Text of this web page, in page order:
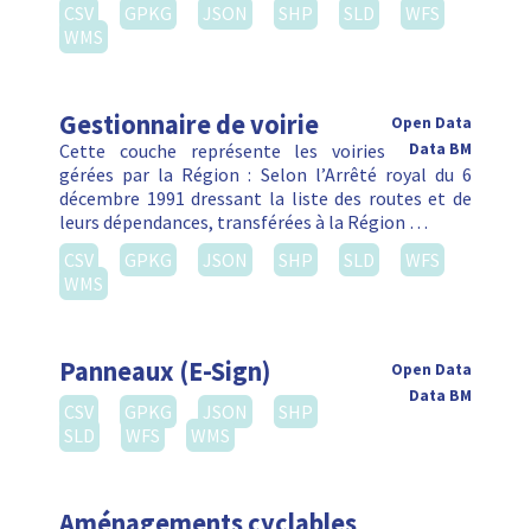
CSV
GPKG JSON SHP SLD
WFS
WMS
Gestionnaire de voirie
Open Data
Data BM
Cette couche représente les voiries
gérées par la Région : Selon l’Arrêté royal du 6
décembre 1991 dressant la liste des routes et de
leurs dépendances, transférées à la Région …
CSV
GPKG JSON SHP SLD
WFS
WMS
Panneaux (E-Sign)
Open Data
Data BM
CSV GPKG JSON
SHP
SLD
WFS WMS